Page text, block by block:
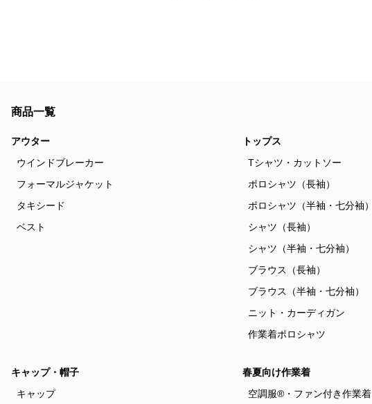
商品一覧
アウター
ウインドブレーカー
フォーマルジャケット
タキシード
ベスト
トップス
Tシャツ・カットソー
ポロシャツ（長袖）
ポロシャツ（半袖・七分袖）
シャツ（長袖）
シャツ（半袖・七分袖）
ブラウス（長袖）
ブラウス（半袖・七分袖）
ニット・カーディガン
作業着ポロシャツ
キャップ・帽子
キャップ
春夏向け作業着
空調服®・ファン付き作業着